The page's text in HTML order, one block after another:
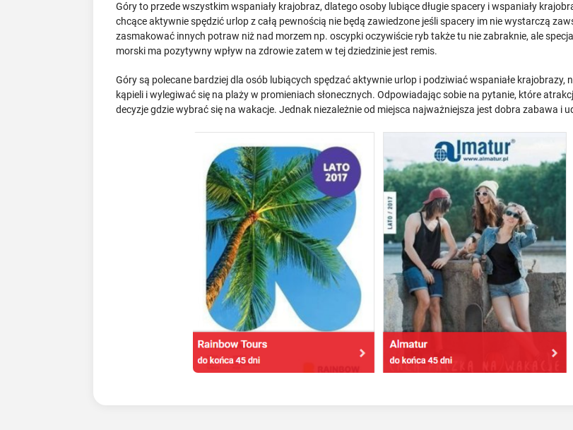
Góry to przede wszystkim wspaniały krajobraz, dlatego osoby lubiące długie spacery i wspaniały
chcące aktywnie spędzić urlop z całą pewnością nie będą zawiedzone jeśli spacery im nie wystarczą
zasmakować innych potraw niż nad morzem np. oscypki oczywiście ryb także tu nie zabraknie, ale
morski ma pozytywny wpływ na zdrowie zatem w tej dziedzinie jest remis.
Góry są polecane bardziej dla osób lubiących spędzać aktywnie urlop i podziwiać wspaniałe
kąpieli i wylegiwać się na plaży w promieniach słonecznych. Odpowiadając sobie na pytanie, które
decyzje gdzie wybrać się na wakacje. Jednak niezależnie od miejsca najważniejsza jest dobra zabawa i